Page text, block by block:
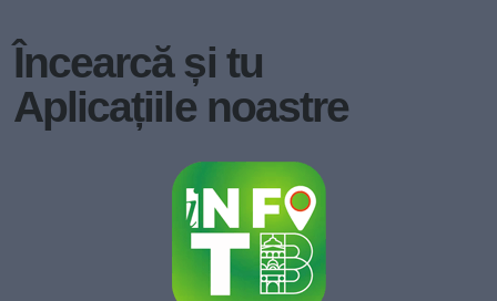
Încearcă și tu
Aplicațiile noastre